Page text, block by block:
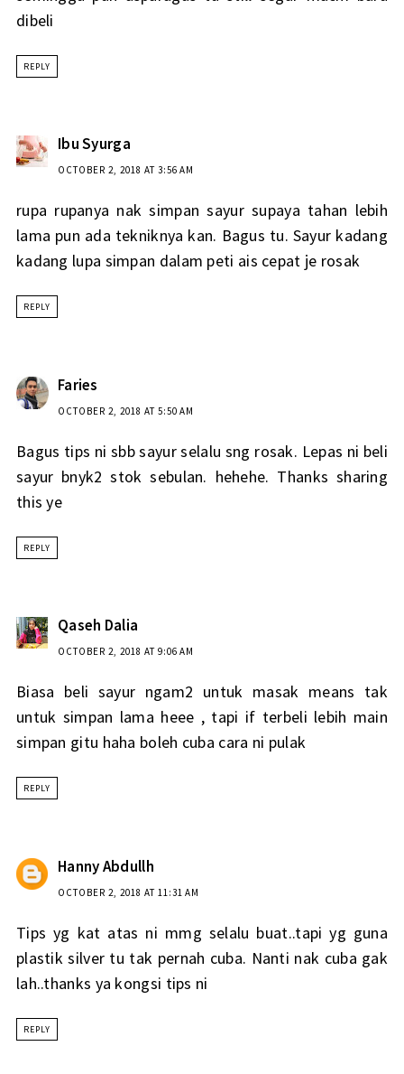
dibeli
REPLY
Ibu Syurga
OCTOBER 2, 2018 AT 3:56 AM
rupa rupanya nak simpan sayur supaya tahan lebih
lama pun ada tekniknya kan. Bagus tu. Sayur kadang
kadang lupa simpan dalam peti ais cepat je rosak
REPLY
Faries
OCTOBER 2, 2018 AT 5:50 AM
Bagus tips ni sbb sayur selalu sng rosak. Lepas ni beli
sayur bnyk2 stok sebulan. hehehe. Thanks sharing
this ye
REPLY
Qaseh Dalia
OCTOBER 2, 2018 AT 9:06 AM
Biasa beli sayur ngam2 untuk masak means tak
untuk simpan lama heee , tapi if terbeli lebih main
simpan gitu haha boleh cuba cara ni pulak
REPLY
Hanny Abdullh
OCTOBER 2, 2018 AT 11:31 AM
Tips yg kat atas ni mmg selalu buat..tapi yg guna
plastik silver tu tak pernah cuba. Nanti nak cuba gak
lah..thanks ya kongsi tips ni
REPLY